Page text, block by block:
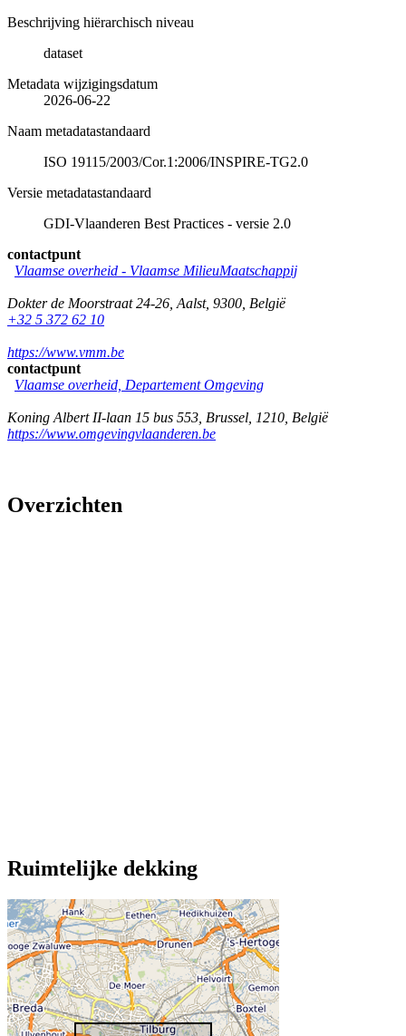
Beschrijving hiërarchisch niveau
dataset
Metadata wijzigingsdatum
2026-06-22
Naam metadatastandaard
ISO 19115/2003/Cor.1:2006/INSPIRE-TG2.0
Versie metadatastandaard
GDI-Vlaanderen Best Practices - versie 2.0
contactpunt
Vlaamse overheid - Vlaamse MilieuMaatschappij
Dokter de Moorstraat 24-26 Aalst, 9300 België
+32 5 372 62 10
https://www.vmm.be
contactpunt
Vlaamse overheid, Departement Omgeving
Koning Albert II-laan 15 bus 553 Brussel 1210 België
https://www.omgevingvlaanderen.be
Overzichten
Ruimtelijke dekking